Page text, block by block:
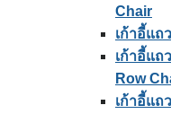
Chair
เก้าอี้แถ
เก้าอี้แถ
Row
เก้าอี้แถ